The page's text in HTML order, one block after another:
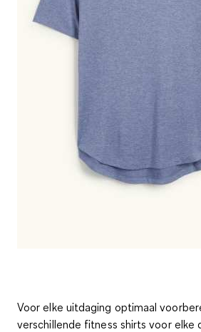
Voor elke uitdaging optimaal
verschillende fitness shirts voor elke